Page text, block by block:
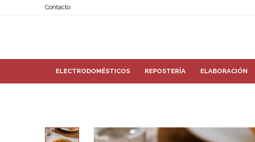
ELECTRODOMÉSTICOS REPOSTERÍA ELABORACIÓN
Contacto